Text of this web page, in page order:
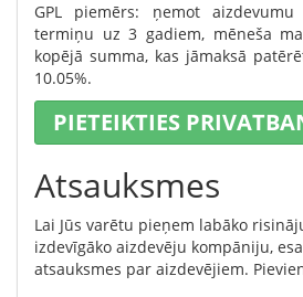
GPL piemērs: ņemot
termiņu uz 3 gadiem, mēneša
kopējā summa, kas jāmaksā
10.05%.
PIETEIKTIES
Atsauksmes
Lai Jūs varētu pieņem labāko
izdevīgāko aizdevēju kompāniju,
atsauksmes par aizdevējiem.